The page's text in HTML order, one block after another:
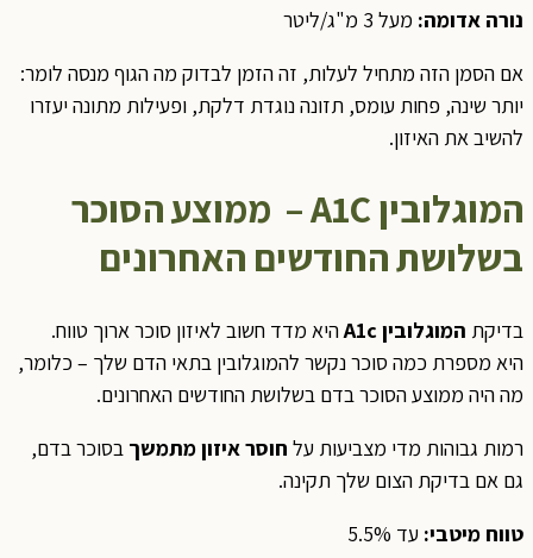
נורה אדומה:מעל 3 מ"ג/ליטר
אם הסמן הזה מתחיל לעלות, זה הזמן לבדוק מה הגוף מנסה לומר:
יותר שינה, פחות עומס, תזונה נוגדת דלקת, ופעילות מתונה יעזרו
להשיב את האיזון.
המוגלוביןA1C
– ממוצע הסוכר
בשלושת החודשים האחרונים
בדיקת המוגלוביןA1c
היא מדד חשוב לאיזון סוכר ארוך טווח.
היא מספרת כמה סוכר נקשר להמוגלובין בתאי הדם שלך – כלומר,
מה היה ממוצע הסוכר בדם בשלושת החודשים האחרונים.
רמות גבוהות מדי מצביעות על חוסר איזון מתמשךבסוכר בדם,
גם אם בדיקת הצום שלך תקינה.
טווח מיטבי:עד 5.5%